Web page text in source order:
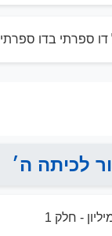
דו ספרתי בדו ספרתי
לכיתה ה׳
- חלק 1